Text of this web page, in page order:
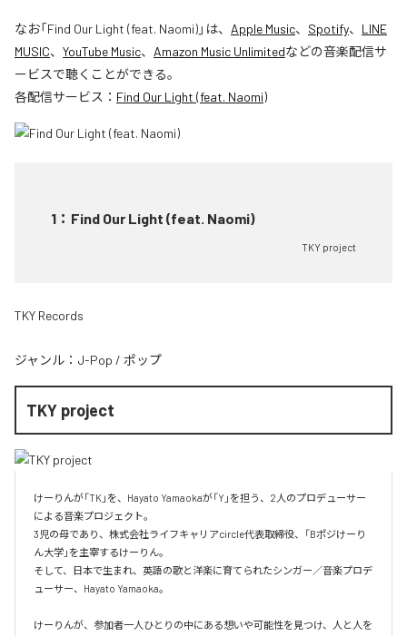
なお「Find Our Light (feat. Naomi)」は、 Apple Music、 Spotify、 LINE
MUSIC、 YouTube Music、 Amazon Music Unlimitedなどの音楽配信サ
ービスで聴くことができる。
各配信サービス： Find Our Light (feat. Naomi)
1 ： Find Our Light (feat. Naomi)
TKY project
TKY Records
ジャンル： J-Pop / ポップ
TKY project
けーりんが「TK」を、Hayato Yamaokaが「Y」を担う、2人のプロデューサー
による音楽プロジェクト。
3児の母であり、株式会社ライフキャリアcircle代表取締役、「Bポジけーり
ん大学」を主宰するけーりん。
そして、日本で生まれ、英語の歌と洋楽に育てられたシンガー／音楽プロデ
ューサー、Hayato Yamaoka。
けーりんが、参加者一人ひとりの中にある想いや可能性を見つけ、人と人を